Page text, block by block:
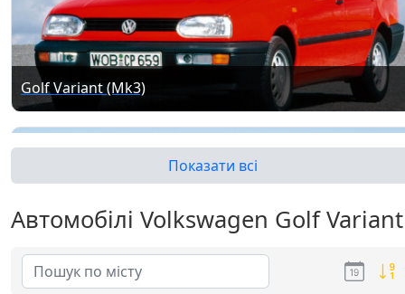
Golf Variant (Mk3)
Показати всі
Автомобілі Volkswagen Golf Variant